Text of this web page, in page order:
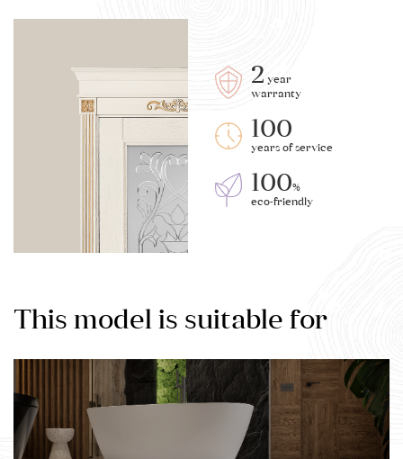
2 year
warranty
100
years of service
100%
eco-friendly
This model is suitable for